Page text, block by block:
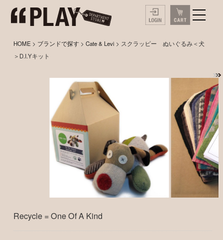
HOME > ブランドで探す >Cate & Levi > スクラッピー ぬいぐるみ＜犬
＞D.I.Yキット
Recycle = One Of A Kind